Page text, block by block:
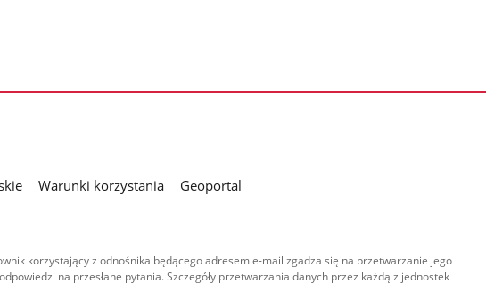
Warunki korzystania
Geoportal
korzystający z odnośnika będącego adresem e-mail zgadza się na przetwarzanie jego
na przesłane pytania. Szczegóły przetwarzania danych przez każdą z jednostek